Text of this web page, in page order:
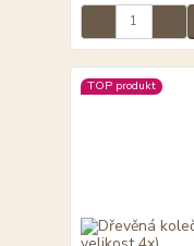
TOP produkt